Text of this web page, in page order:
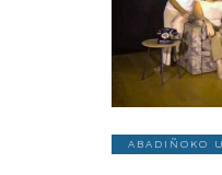
ABADIÑOKO